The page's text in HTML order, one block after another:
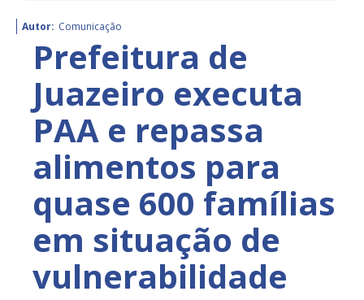
Autor: Comunicação
Prefeitura de
Juazeiro executa
PAA e repassa
alimentos para
quase 600 famílias
em situação de
vulnerabilidade